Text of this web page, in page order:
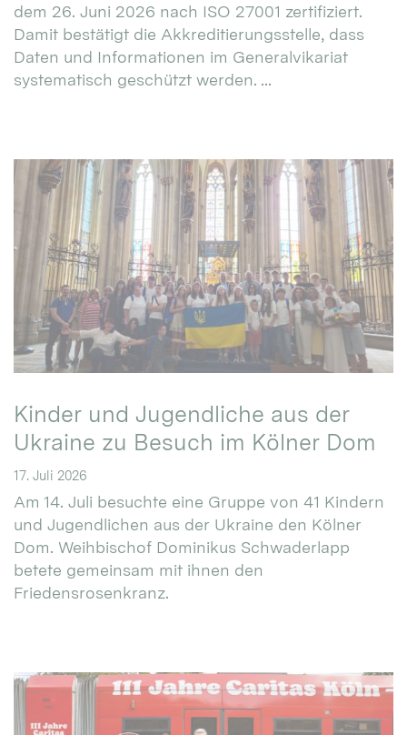
dem 26. Juni 2026 nach ISO 27001 zertifiziert.
Damit bestätigt die Akkreditierungsstelle, dass
Daten und Informationen im Generalvikariat
systematisch geschützt werden. ...
Kinder und Jugendliche aus der
Ukraine zu Besuch im Kölner Dom
17. Juli 2026
Am 14. Juli besuchte eine Gruppe von 41 Kindern
und Jugendlichen aus der Ukraine den Kölner
Dom. Weihbischof Dominikus Schwaderlapp
betete gemeinsam mit ihnen den
Friedensrosenkranz.